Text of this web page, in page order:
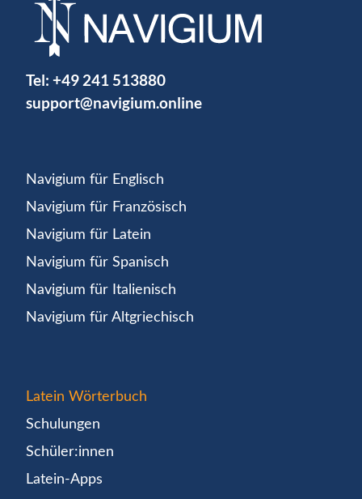
Tel: +49 241 513880
support@navigium.online
Navigium für Englisch
Navigium für Französisch
Navigium für Latein
Navigium für Spanisch
Navigium für Italienisch
Navigium für Altgriechisch
Latein Wörterbuch
Schulungen
Schüler:innen
Latein-Apps